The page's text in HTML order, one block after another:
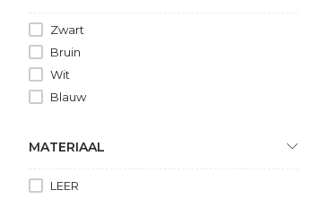
Zwart
Bruin
Wit
Blauw
MATERIAAL
LEER